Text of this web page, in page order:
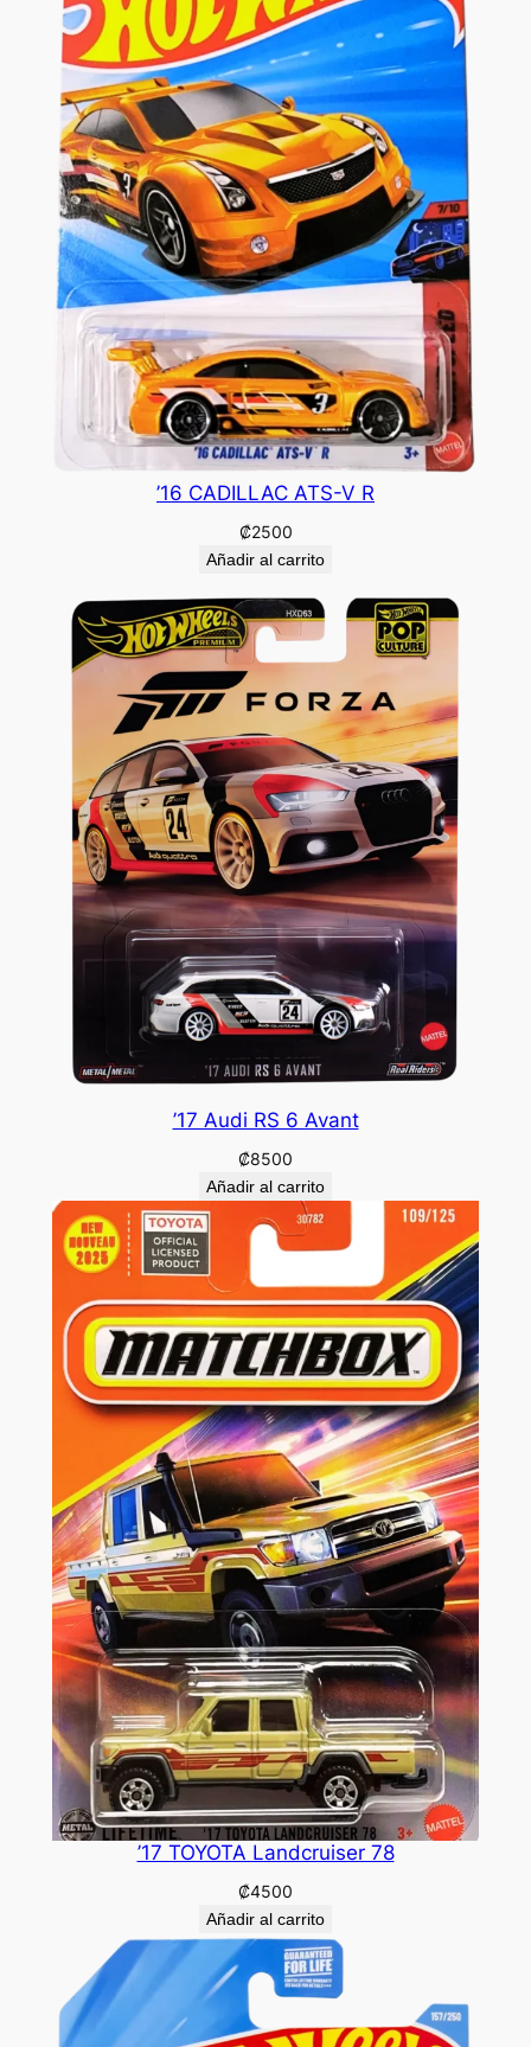
’16 CADILLAC ATS-V R
₡2500
Añadir al carrito
’17 Audi RS 6 Avant
₡8500
Añadir al carrito
’17 TOYOTA Landcruiser 78
₡4500
Añadir al carrito